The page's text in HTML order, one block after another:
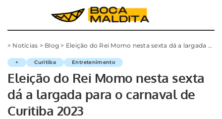
> Notícias > Blog > Eleição do Rei Momo nesta sexta dá a largada para o carnaval de Curitiba 2023
+ Curitiba Entretenimento
Eleição do Rei Momo nesta sexta
dá a largada para o carnaval de
Curitiba 2023